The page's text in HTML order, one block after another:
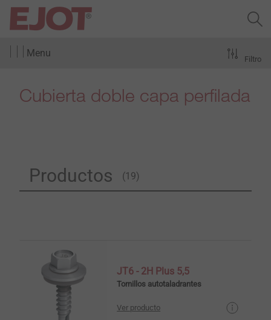
Menu
Cubierta doble capa perfilada
Productos (19)
Filtro
JT6 - 2H Plus 5,5
Tornillos autotaladrantes
Ver producto